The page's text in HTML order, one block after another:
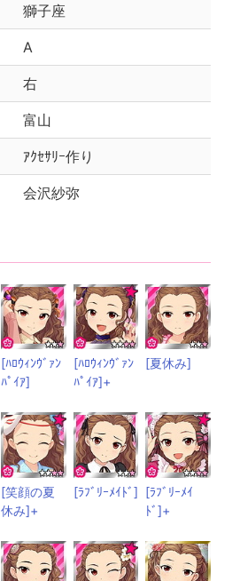
獅子座
A
右
富山
ｱｸｾｻﾘｰ作り
会沢紗弥
[ﾊﾛｳｨﾝｳﾞｧﾝ
ﾊﾟｲｱ]
[ﾊﾛｳｨﾝｳﾞｧﾝ
ﾊﾟｲｱ]+
[夏休み]
[笑顔の夏
休み]+
[ﾗﾌﾞﾘｰﾒｲﾄﾞ] [ﾗﾌﾞﾘｰﾒｲ
ﾄﾞ]+